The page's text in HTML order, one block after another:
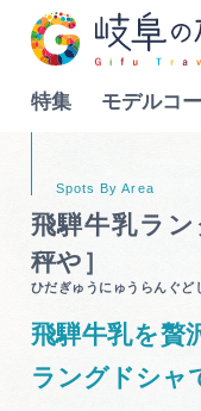
特集 モデルコ
特集
モデルコー
スポット・
Language
飛騨牛乳ラ
秤や］
ひだぎゅうにゅうらんぐど
飛騨牛乳を贅
ラングドシャ